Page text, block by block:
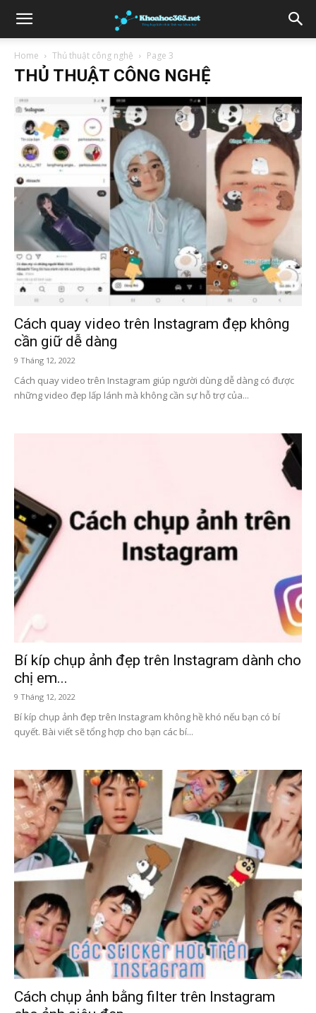
Home Thủ thuật công nghệ Page 3
THỦ THUẬT CÔNG NGHỆ
Cách quay video trên Instagram đẹp không
cần giữ dễ dàng
9 Tháng 12, 2022
Cách quay video trên Instagram giúp người dùng dễ dàng có được
những video đẹp lấp lánh mà không cần sự hỗ trợ của...
Bí kíp chụp ảnh đẹp trên Instagram dành cho
chị em...
9 Tháng 12, 2022
Bí kíp chụp ảnh đẹp trên Instagram không hề khó nếu bạn có bí
quyết. Bài viết sẽ tổng hợp cho bạn các bí...
Cách chụp ảnh bằng filter trên Instagram